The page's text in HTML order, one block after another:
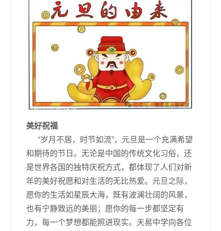
美好祝福
“岁月不居，时节如流”，元旦是一个充满希望
和期待的节日。无论是中国的传统文化习俗，还
是世界各国的独特庆祝方式，都体现了人们对新
年的美好祝愿和对生活的无比热爱。元旦之际，
愿你的生活如星辰大海，既有波澜壮阔的风景，
也有宁静致远的美丽；愿你的每一步都坚定有
力，每一个梦想都能照进现实。天易中学向各位